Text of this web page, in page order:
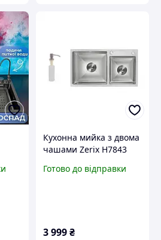
та
Кухонна мийка з двома
чашами Zerix H7843
Готово до відправки
3 999₴